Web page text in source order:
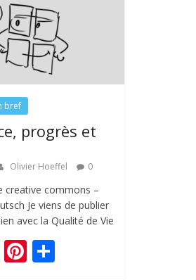
bref
progrès et
Olivier Hoeffel 0
creative commons –
Je viens de publier
avec la Qualité de Vie
Li Pi